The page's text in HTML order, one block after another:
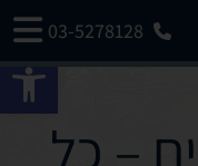
03-5278128
– כל